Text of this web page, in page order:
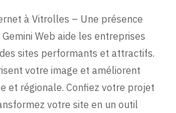
à Vitrolles – Une présence
Web aide les entreprises
sites performants et attractifs.
votre image et améliorent
et régionale. Confiez votre projet
votre site en un outil